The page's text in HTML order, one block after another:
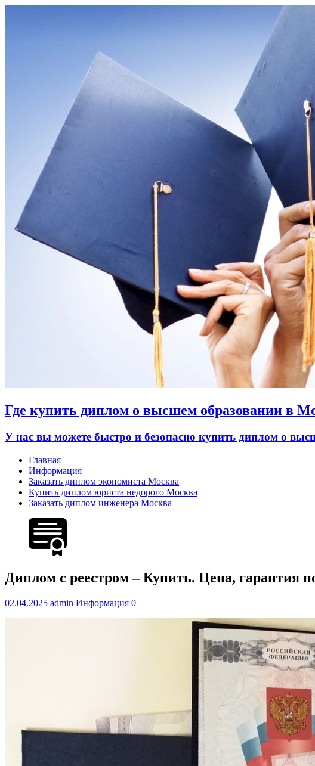
Где купить диплом о высшем образовании в
У нас вы можете быстро и безопасно купить диплом о
Главная
Информация
Заказать диплом экономиста Москва
Купить диплом юриста недорого Москва
Заказать диплом инженера Москва
Диплом с реестром – Купить. Цена, гарантия
02.04.2025 admin Информация 0